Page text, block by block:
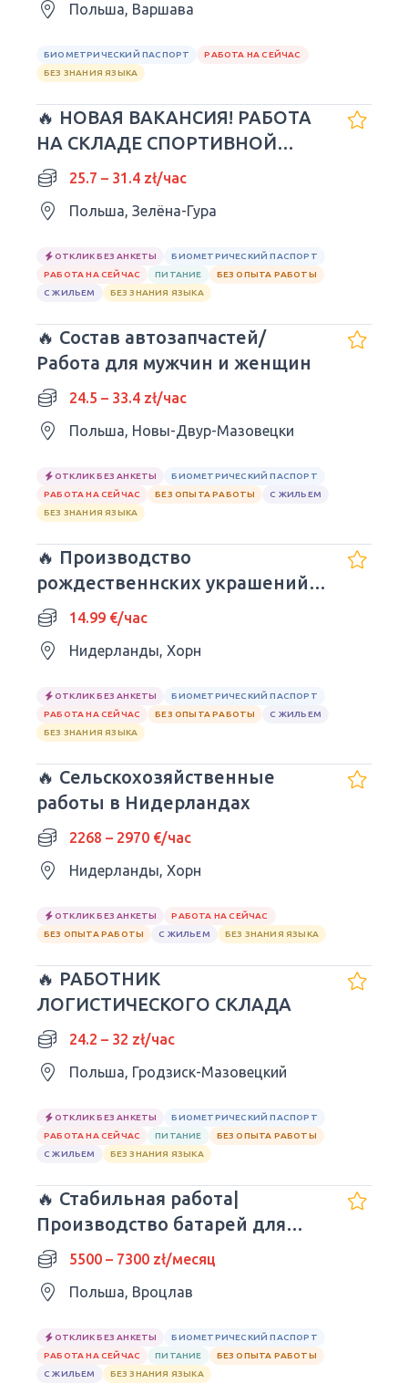
Польша, Варшава
БИОМЕТРИЧЕСКИЙ ПАСПОРТ
РАБОТА НА СЕЙЧАС
БЕЗ ЗНАНИЯ ЯЗЫКА
🔥 НОВАЯ ВАКАНСИЯ! РАБОТА
НА СКЛАДЕ СПОРТИВНОЙ
ОДЕЖДЫ
25.7 – 31.4 zł/час
Польша, Зелёна-Гура
ОТКЛИК БЕЗ АНКЕТЫ
БИОМЕТРИЧЕСКИЙ ПАСПОРТ
РАБОТА НА СЕЙЧАС
ПИТАНИЕ
БЕЗ ОПЫТА РАБОТЫ
С ЖИЛЬЕМ
БЕЗ ЗНАНИЯ ЯЗЫКА
🔥 Состав автозапчастей/
Работа для мужчин и женщин
24.5 – 33.4 zł/час
Польша, Новы-Двур-Мазовецки
ОТКЛИК БЕЗ АНКЕТЫ
БИОМЕТРИЧЕСКИЙ ПАСПОРТ
РАБОТА НА СЕЙЧАС
БЕЗ ОПЫТА РАБОТЫ
С ЖИЛЬЕМ
БЕЗ ЗНАНИЯ ЯЗЫКА
🔥 Производство
рождественнских украшений и
икебан14.99 €/час
Нидерланды, Хорн
ОТКЛИК БЕЗ АНКЕТЫ
БИОМЕТРИЧЕСКИЙ ПАСПОРТ
РАБОТА НА СЕЙЧАС
БЕЗ ОПЫТА РАБОТЫ
С ЖИЛЬЕМ
БЕЗ ЗНАНИЯ ЯЗЫКА
🔥 Сельскохозяйственные
работы в Нидерландах
2268 – 2970 €/час
Нидерланды, Хорн
ОТКЛИК БЕЗ АНКЕТЫ
РАБОТА НА СЕЙЧАС
БЕЗ ОПЫТА РАБОТЫ
С ЖИЛЬЕМ БЕЗ ЗНАНИЯ ЯЗЫКА
🔥 РАБОТНИК
ЛОГИСТИЧЕСКОГО СКЛАДА
24.2 – 32 zł/час
Польша, Гродзиск-Мазовецкий
ОТКЛИК БЕЗ АНКЕТЫ
БИОМЕТРИЧЕСКИЙ ПАСПОРТ
РАБОТА НА СЕЙЧАС
ПИТАНИЕ
БЕЗ ОПЫТА РАБОТЫ
С ЖИЛЬЕМ
БЕЗ ЗНАНИЯ ЯЗЫКА
🔥 Стабильная работа|
Производство батарей для
авто| Wrocław
5500 – 7300 zł/месяц
Польша, Вроцлав
ОТКЛИК БЕЗ АНКЕТЫ
БИОМЕТРИЧЕСКИЙ ПАСПОРТ
РАБОТА НА СЕЙЧАС
ПИТАНИЕ
БЕЗ ОПЫТА РАБОТЫ
С ЖИЛЬЕМ
БЕЗ ЗНАНИЯ ЯЗЫКА